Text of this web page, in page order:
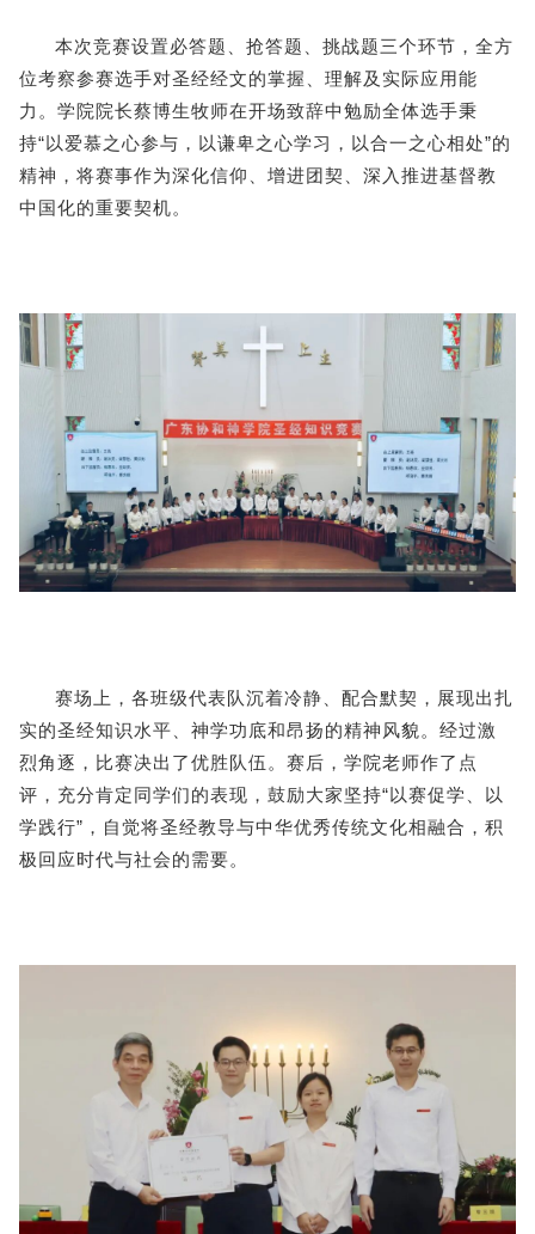
本次竞赛设置必答题、抢答题、挑战题三个环节，全方
位考察参赛选手对圣经经文的掌握、理解及实际应用能
力。学院院长蔡博生牧师在开场致辞中勉励全体选手秉
持“以爱慕之心参与，以谦卑之心学习，以合一之心相处”的
精神，将赛事作为深化信仰、增进团契、深入推进基督教
中国化的重要契机。
赛场上，各班级代表队沉着冷静、配合默契，展现出扎
实的圣经知识水平、神学功底和昂扬的精神风貌。经过激
烈角逐，比赛决出了优胜队伍。赛后，学院老师作了点
评，充分肯定同学们的表现，鼓励大家坚持“以赛促学、以
学践行”，自觉将圣经教导与中华优秀传统文化相融合，积
极回应时代与社会的需要。